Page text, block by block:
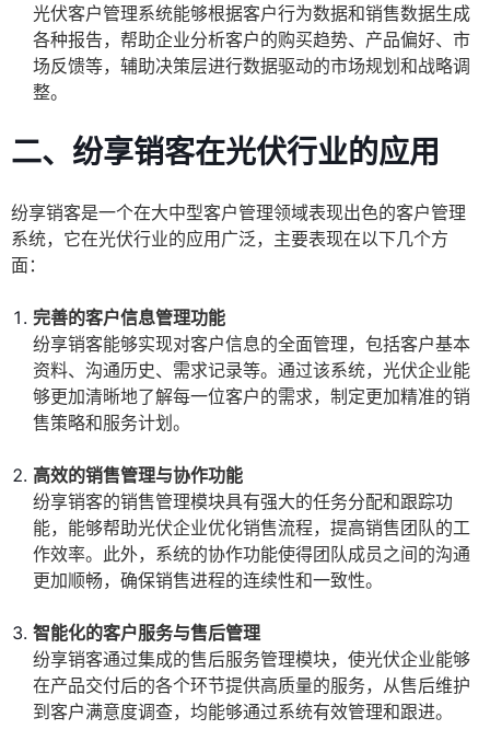
光伏客户管理系统能够根据客户行为数据和销售数据生成
各种报告，帮助企业分析客户的购买趋势、产品偏好、市
场反馈等，辅助决策层进行数据驱动的市场规划和战略调
整。
二、纷享销客在光伏行业的应用
纷享销客是一个在大中型客户管理领域表现出色的客户管理
系统，它在光伏行业的应用广泛，主要表现在以下几个方
面：
完善的客户信息管理功能
纷享销客能够实现对客户信息的全面管理，包括客户基本
资料、沟通历史、需求记录等。通过该系统，光伏企业能
够更加清晰地了解每一位客户的需求，制定更加精准的销
售策略和服务计划。
高效的销售管理与协作功能
纷享销客的销售管理模块具有强大的任务分配和跟踪功
能，能够帮助光伏企业优化销售流程，提高销售团队的工
作效率。此外，系统的协作功能使得团队成员之间的沟通
更加顺畅，确保销售进程的连续性和一致性。
智能化的客户服务与售后管理
纷享销客通过集成的售后服务管理模块，使光伏企业能够
在产品交付后的各个环节提供高质量的服务，从售后维护
到客户满意度调查，均能够通过系统有效管理和跟进。